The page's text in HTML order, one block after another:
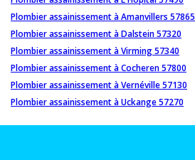
Plombier assainissement à Amanvillers 57865
Plombier assainissement à Dalstein 57320
Plombier assainissement à Virming 57340
Plombier assainissement à Cocheren 57800
Plombier assainissement à Vernéville 57130
Plombier assainissement à Uckange 57270